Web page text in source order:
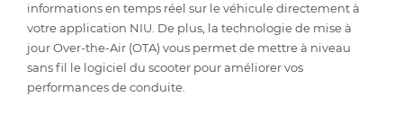
informations en temps réel sur le véhicule directement à
votre application NIU. De plus, la technologie de mise à
jour Over-the-Air (OTA) vous permet de mettre à niveau
sans fil le logiciel du scooter pour améliorer vos
performances de conduite.